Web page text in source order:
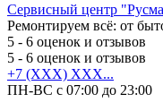
Сервисный центр
Ремонтируем всё: от
5 - 6 оценок и отзывов
5 - 6 оценок и отзывов
+7 (XXX) XXX...
ПН-ВС с 07:00 до 23:00